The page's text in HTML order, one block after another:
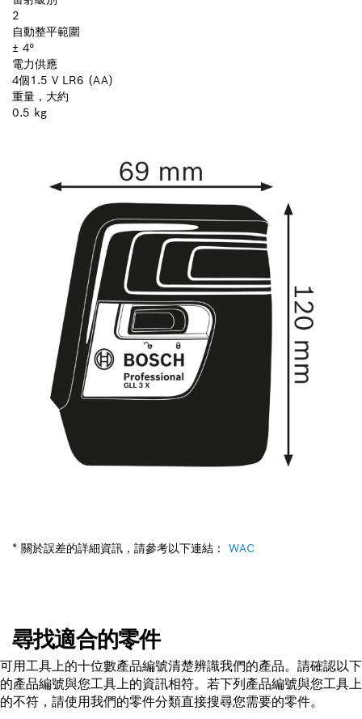
2
自動整平範圍
± 4°
電力供應
4個1.5 V LR6 (AA)
重量，大約
0.5 kg
* 關於誤差的詳細資訊，請參考以下連結： WAC
尋找適合的零件
可用工具上的十位數產品編號清楚辨識我們的產品。請確認以下
的產品編號與您工具上的資訊相符。若下列產品編號與您工具上
的不符，請使用我們的零件分類直接搜尋您需要的零件。